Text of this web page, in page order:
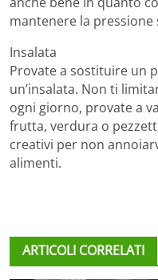
mantenere la pressione
Insalata
Provate a sostituire un
un’insalata. Non ti
ogni giorno, provate a
frutta, verdura o
creativi per non
alimenti.
ARTICOLI CORRELATI